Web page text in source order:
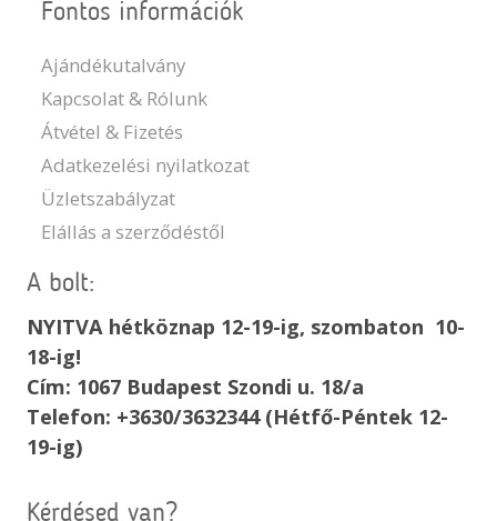
Fontos információk
Ajándékutalvány
Kapcsolat & Rólunk
Átvétel & Fizetés
Adatkezelési nyilatkozat
Üzletszabályzat
Elállás a szerződéstől
A bolt:
NYITVA hétköznap 12-19-ig, szombaton 10-
18-ig!
Cím: 1067 Budapest Szondi u. 18/a
Telefon: +3630/3632344 (Hétfő-Péntek 12-
19-ig)
Kérdésed van?